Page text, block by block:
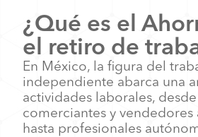
¿Qué es el
el retiro de
En México, la figura del
independiente abarca una
actividades laborales,
comerciantes y vendedores
hasta profesionales